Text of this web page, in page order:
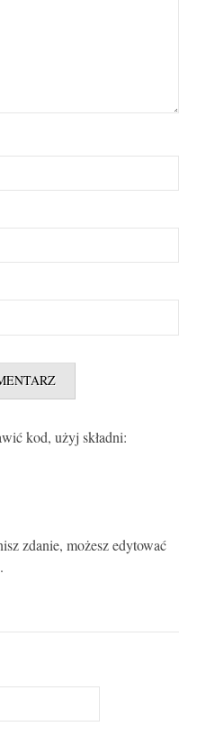
kod, użyj składni:
zdanie, możesz edytować